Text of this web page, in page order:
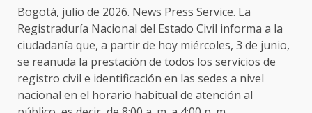
Bogotá, julio de 2026. News Press Service. La
Registraduría Nacional del Estado Civil informa a la
ciudadanía que, a partir de hoy miércoles, 3 de junio,
se reanuda la prestación de todos los servicios de
registro civil e identificación en las sedes a nivel
nacional en el horario habitual de atención al